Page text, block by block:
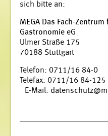
sich bitte an:
MEGA Das Fach-
Gastronomie eG
Ulmer Straße 175
70188 Stuttgart
Telefon: 0711/16 84-0
Telefax: 0711/16 84-125
E-Mail: